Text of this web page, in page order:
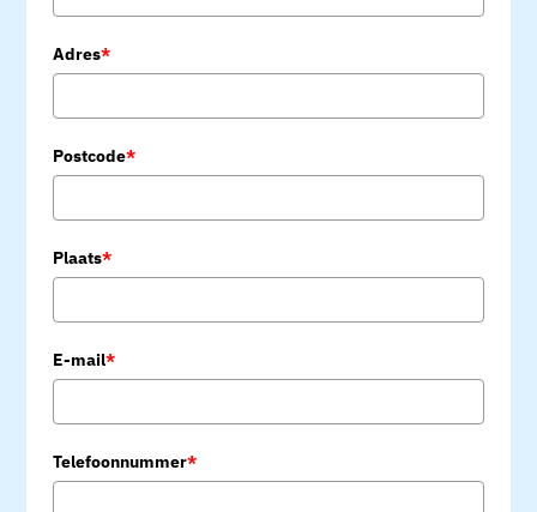
Adres*
Postcode*
Plaats*
E-mail*
Telefoonnummer*